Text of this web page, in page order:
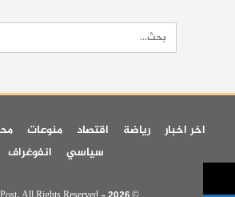
اخر اخبار رياضة اقتصاد منوعات
سياسي
انفوغراف